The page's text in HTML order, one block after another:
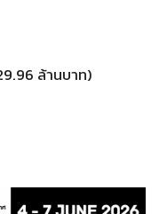
ล้านบาท)